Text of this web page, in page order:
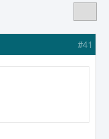
#41